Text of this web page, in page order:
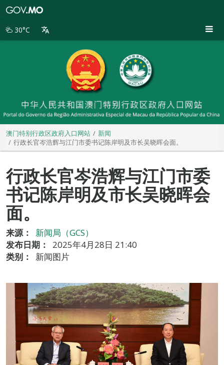
别
30°C
澳门特别行政区政府入口网站
新闻
行政长官岑浩辉与江门市委书记陈岸明及市长吴晓晖会面。
行政长官岑浩辉与江门市委
书记陈岸明及市长吴晓晖会
面。
来源：
新闻局（GCS）
发布日期：
2025年4月28日 21:40
类别：
新闻图片